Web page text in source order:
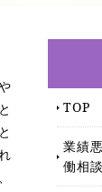
TOP
業績
働相談